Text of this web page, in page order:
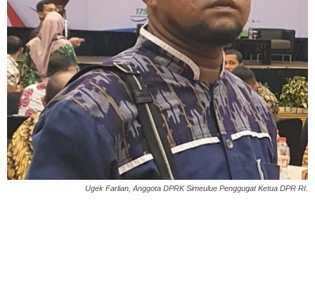
Ugek Farlian, Anggota DPRK Simeulue Penggugat Ketua DPR RI.